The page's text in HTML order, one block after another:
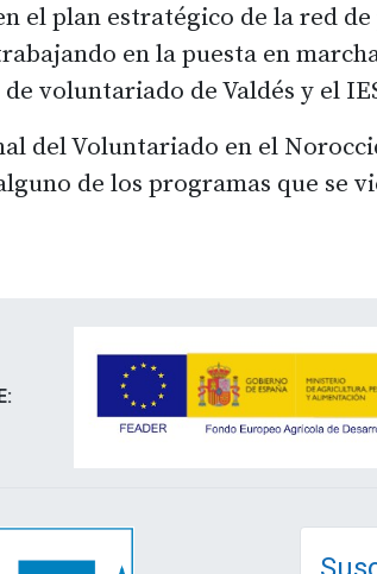
el plan estratégico de la red
en la puesta en
voluntariado de Valdés y el
del Voluntariado en el
de los programas que se